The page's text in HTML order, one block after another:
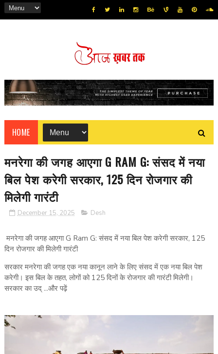
HOME
मनरेगा की जगह आएगा G RAM G: संसद में नया
बिल पेश करेगी सरकार, 125 दिन रोजगार की
मिलेगी गारंटी
December 15, 2025 Desh
मनरेगा की जगह आएगा G Ram G: संसद में नया बिल पेश करेगी सरकार, 125
दिन रोजगार की मिलेगी गारंटी
सरकार मनरेगा की जगह एक नया कानून लाने के लिए संसद में एक नया बिल पेश
करेगी। इस बिल के तहत, लोगों को 125 दिनों के रोजगार की गारंटी मिलेगी।
सरकार का उद् ...और पढ़ें